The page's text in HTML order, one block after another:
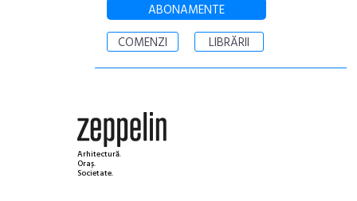
ABONAMENTE
COMENZI
LIBRĂRII
Arhitectură.
Oraș.
Societate.